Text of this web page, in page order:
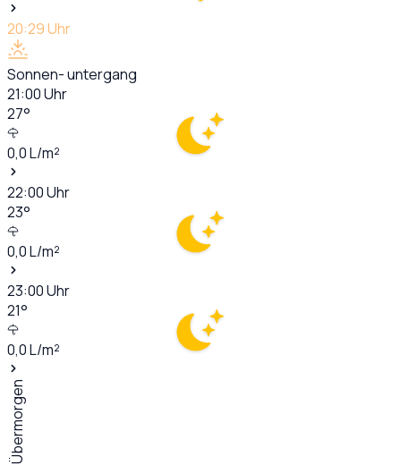
20:29Uhr
Sonnen- untergang
21:00Uhr
27°
0,0L/m²
22:00Uhr
23°
0,0L/m²
23:00Uhr
21°
0,0L/m²
Übermorgen